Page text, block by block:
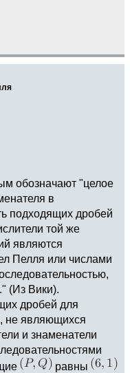
обозначают "целое
в
подходящих дробей
той же
являются
Пелля или числами
(Из Вики).
дробей для
не являющихся
и знаменатели
равны